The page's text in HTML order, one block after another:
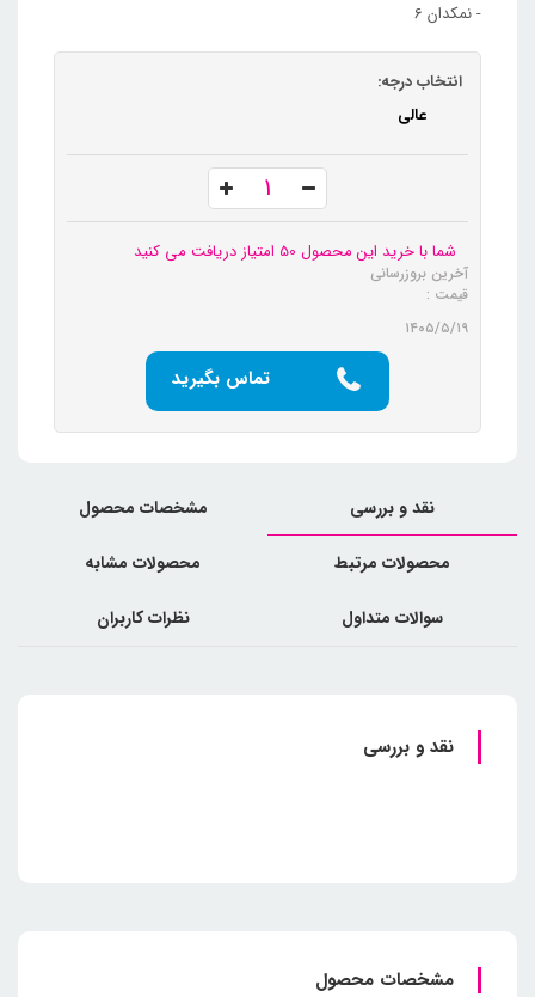
- نمکدان 6
انتخاب درجه:
عالی
شما با خرید این محصول 50 امتیاز دریافت می کنید
آخرین بروزرسانی
قیمت :
۱۴۰۵/۵/۱۹
تماس بگیرید
نقد و بررسی مشخصات محصول
محصولات مرتبط محصولات مشابه
سوالات متداول نظرات کاربران
نقد و بررسی
مشخصات محصول